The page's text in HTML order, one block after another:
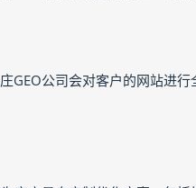
GEO公司会对客户的网站进